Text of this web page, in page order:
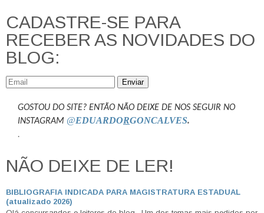
CADASTRE-SE PARA
RECEBER AS NOVIDADES DO
BLOG:
Enviar
GOSTOU DO SITE? ENTÃO NÃO DEIXE DE NOS SEGUIR NO
INSTAGRAM @EDUARDORGONCALVES.
.
NÃO DEIXE DE LER!
BIBLIOGRAFIA INDICADA PARA MAGISTRATURA ESTADUAL
(atualizado 2026)